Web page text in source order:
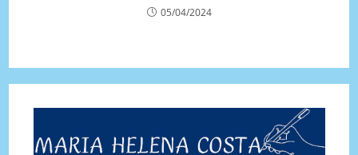
05/04/2024